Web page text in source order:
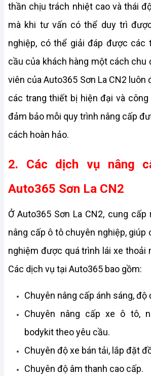
thần chịu trách nhiệt cao và thái
mà khi tư vấn có thể duy trì
nghiệp, có thể giải đáp được các
cầu của khách hàng một cách chu
viên của Auto365 Sơn La CN2 luôn
các trang thiết bị hiện đại và
đảm bảo mỗi quy trình nâng cấp
cách hoàn hảo.
2. Các dịch vụ nâng
Auto365 Sơn La CN2
Ở Auto365 Sơn La CN2, cung
nâng cấp ô tô chuyên nghiệp, giúp
nghiệm được quá trình lái xe thoải
Các dịch vụ tại Auto365 bao gồm:
Chuyên nâng cấp ánh sáng, độ
Chuyên nâng cấp xe ô tô,
bodykit theo yêu cầu.
Chuyên độ xe bán tải, lắp đặt
Chuyên độ âm thanh cao cấp.